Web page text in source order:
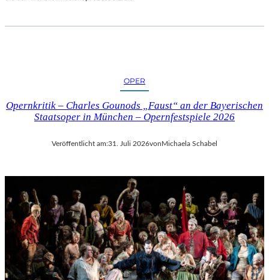
OPER
Opernkritik – Charles Gounods „Faust“ an der Bayerischen
Staatsoper in München – Opernfestspiele 2026
Veröffentlicht am:31. Juli 2026vonMichaela Schabel